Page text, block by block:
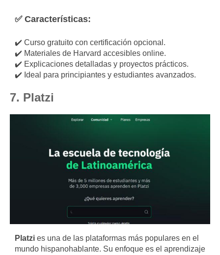
✅ Características:
✔️ Curso gratuito con certificación opcional.
✔️ Materiales de Harvard accesibles online.
✔️ Explicaciones detalladas y proyectos prácticos.
✔️ Ideal para principiantes y estudiantes avanzados.
7. Platzi
Platzi es una de las plataformas más populares en el
mundo hispanohablante. Su enfoque es el aprendizaje